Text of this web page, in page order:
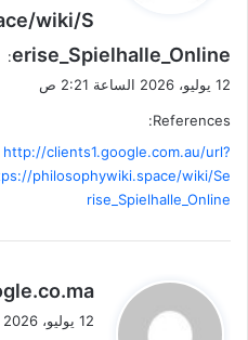
wiki/S
erise_Spielhalle_Online
:
12 يوليو، 2026 الساعة 2:21 ص
References:
http://clients1.google.com.au/url?
philosophywiki.space/wiki/Se
rise_Spielhalle_Online
ي
ق
12 يوليو، 2026 الساعة 2:32 ص